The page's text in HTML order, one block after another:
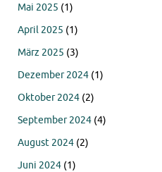
Mai 2025 (1)
April 2025 (1)
März 2025 (3)
Dezember 2024 (1)
Oktober 2024 (2)
September 2024 (4)
August 2024 (2)
Juni 2024 (1)